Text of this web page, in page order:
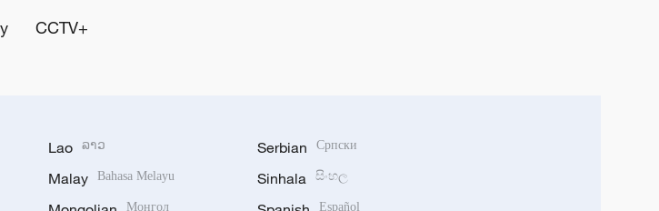
CCTV+
Lao ລາວ
Malay Bahasa Melayu
Монгол
Serbian Српски
Sinhala සිංහල
Español